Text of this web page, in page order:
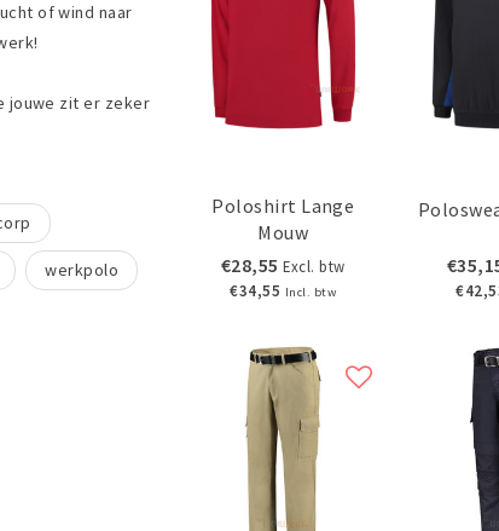
of wind naar
jouwe zit er zeker
werkpolo
Poloshirt Lange
Mouw
€28,55 Excl. btw
€34,55 Incl. btw